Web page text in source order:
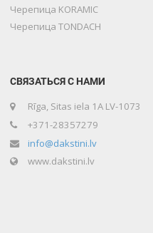
Черепица KORAMIC
Черепица TONDACH
СВЯЗАТЬСЯ С НАМИ
Rīga, Sitas iela 1A LV-1073
+371-28357279
info@dakstini.lv
www.dakstini.lv